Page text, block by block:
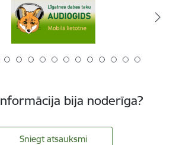
bija noderīga?
Sniegt atsauksmi